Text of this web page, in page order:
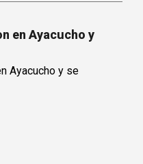
en Ayacucho y